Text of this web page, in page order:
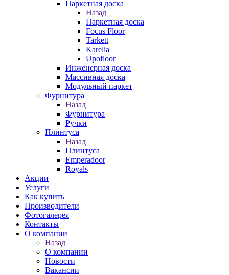
Паркетная доска
Назад
Паркетная доска
Focus Floor
Tarkett
Karelia
Upofloor
Инженерная доска
Массивная доска
Модульный паркет
Фурнитура
Назад
Фурнитура
Ручки
Плинтуса
Назад
Плинтуса
Emperadoor
Royals
Акции
Услуги
Как купить
Производители
Фотогалерея
Контакты
О компании
Назад
О компании
Новости
Вакансии